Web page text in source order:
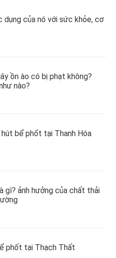
dụng của nó với sức khỏe, cơ
ồn ào có bị phạt không?
nào?
bể phốt tại Thanh Hóa
gì? ảnh hưởng của chất thải
phốt tại Thạch Thất